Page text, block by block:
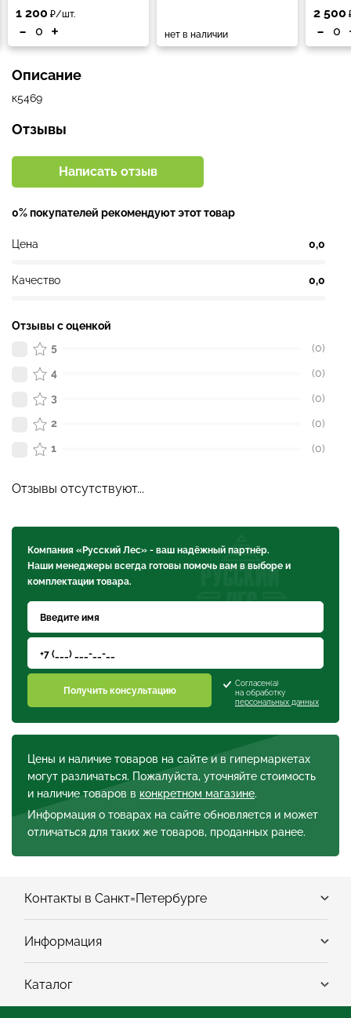
1 200 ₽/шт.
- + нет в наличии
2 500
-
Описание
к5469
Отзывы
Написать отзыв
0% покупателей рекомендуют этот товар
Цена 0,0
Качество 0,0
Отзывы с оценкой
5
(0)
4
(0)
3
(0)
2
(0)
1
(0)
Отзывы отсутствуют...
Цены и наличие товаров на сайте и в гипермаркетах
могут различаться. Пожалуйста, уточняйте стоимость
и наличие товаров в конкретном магазине.
Информация о товарах на сайте обновляется и может
отличаться для таких же товаров, проданных ранее.
Компания «Русский Лес» - ваш надёжный партнёр.
Наши менеджеры всегда готовы помочь вам в выборе и
комплектации товара.
Получить консультацию
Согласен(а)
на обработку
персональных данных
Контакты в Санкт=Петербурге
Информация
Каталог